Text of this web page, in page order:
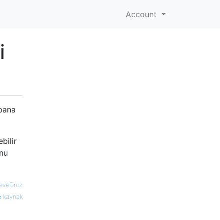
Account
kaynak